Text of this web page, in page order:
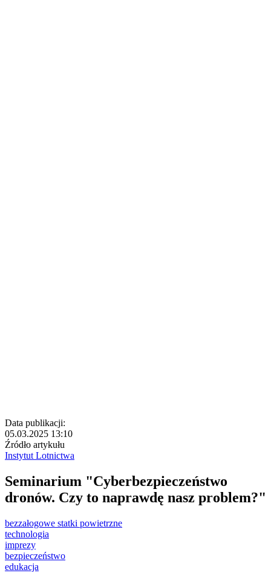
Data publikacji:
05.03.2025 13:10
Źródło artykułu
Instytut Lotnictwa
Seminarium "Cyberbezpieczeństwo
dronów. Czy to naprawdę nasz problem?"
bezzałogowe statki powietrzne
technologia
imprezy
bezpieczeństwo
edukacja